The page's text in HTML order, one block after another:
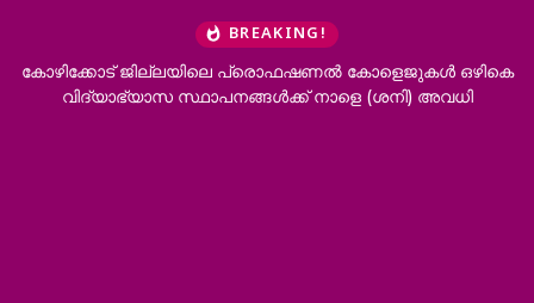
BREAKING!
ഒഴികെ
അവധി
‘ഭർത്താവിന്റെ കുടുംബത്തിനൊപ്പം
വേണം’; വിവാഹമോചനം അനുവദിച്ച്